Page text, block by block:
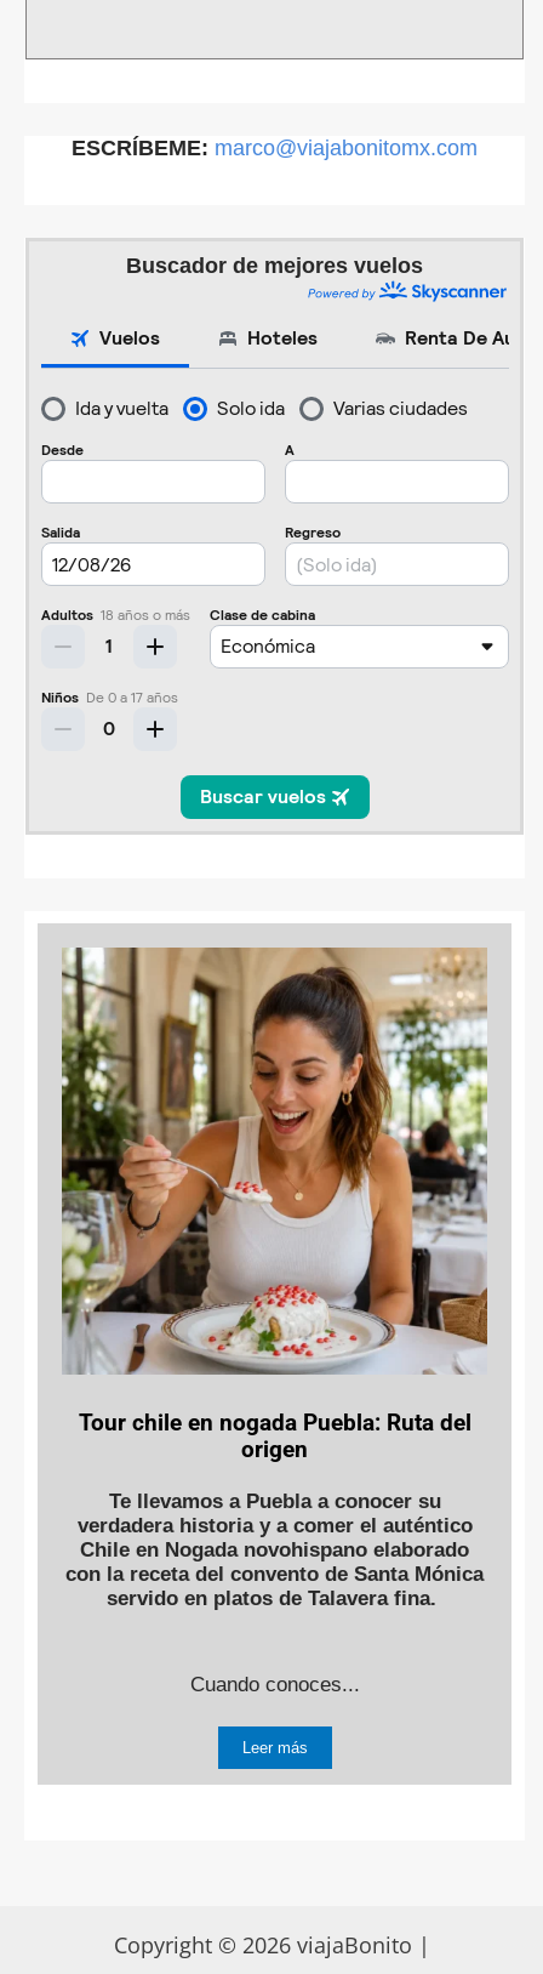
ESCRÍBEME: marco@viajabonitomx.com
Buscador de mejores vuelos
Tour chile en nogada Puebla: Ruta del
origen
Te llevamos a Puebla a conocer su
verdadera historia y a comer el auténtico
Chile en Nogada novohispano elaborado
con la receta del convento de Santa Mónica
servido en platos de Talavera fina.
Cuando conoces...
Leer más
Copyright © 2026 viajaBonito |